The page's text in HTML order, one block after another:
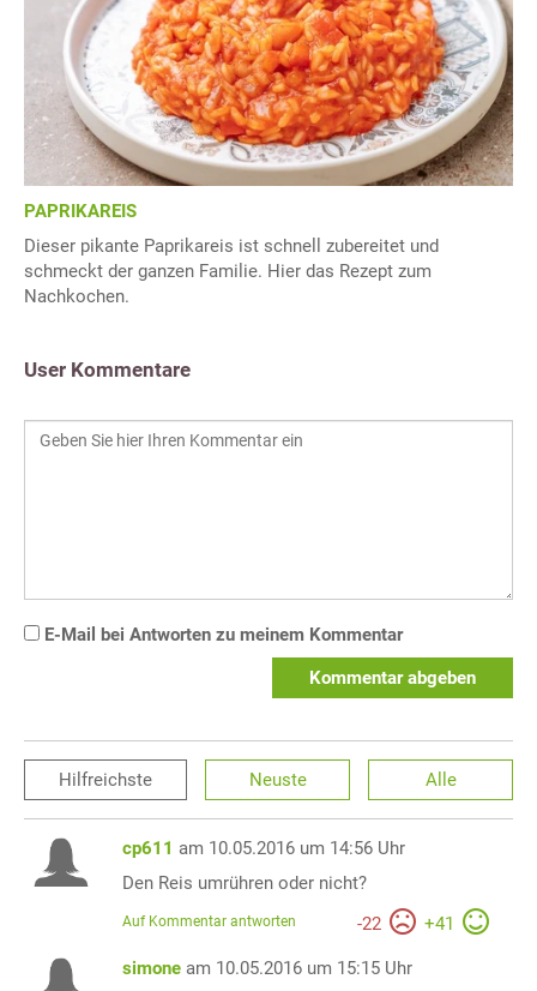
PAPRIKAREIS
Dieser pikante Paprikareis ist schnell zubereitet und
schmeckt der ganzen Familie. Hier das Rezept zum
Nachkochen.
User Kommentare
E-Mail bei Antworten zu meinem Kommentar
Kommentar abgeben
Hilfreichste Neuste Alle
cp611 am 10.05.2016 um 14:56 Uhr
Den Reis umrühren oder nicht?
-22 +41
Auf Kommentar antworten
simone am 10.05.2016 um 15:15 Uhr